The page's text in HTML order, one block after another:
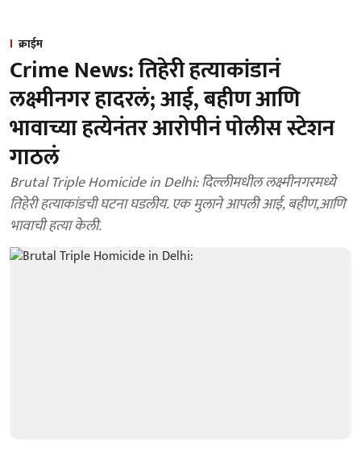
क्राईम
Crime News: तिहेरी हत्याकांडानं
लक्ष्मीनगर हादरलं; आई, बहीण आणि
भावाच्या हत्येनंतर आरोपीनं पोलीस स्टेशन
गाठलं
Brutal Triple Homicide in Delhi: दिल्लीमधील लक्ष्मीनगरमध्ये
तिहेरी हत्याकांडची घटना घडलीय. एक मुलाने आपली आई, बहीण,आणि
भावाची हत्या केली.